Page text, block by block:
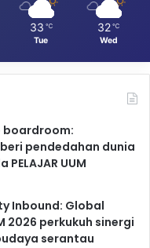
33 ℃
Tue
32 ℃
Wed
boardroom:
pendedahan dunia
UUM
Inbound: Global
2026 perkukuh sinergi
serantau